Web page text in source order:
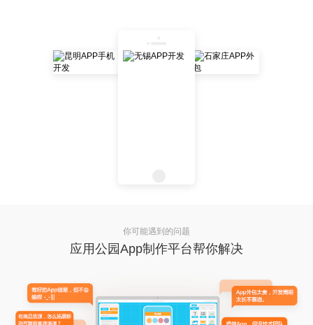
你可能遇到的问题
应用公园App制作平台帮你解决